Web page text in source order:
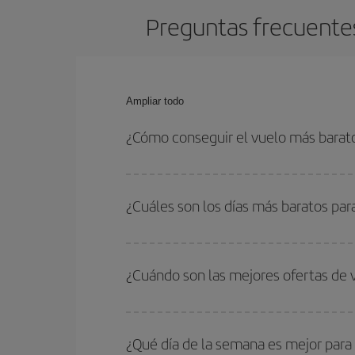
Preguntas
Ampliar todo
¿Cómo conseguir el vuelo más
las fechas y horarios de ida y vuelta.
¿Cuáles son los días más baratos
quieres ir y en qué fechas habías pensado
para que puedas encontrar la mejor oferta.
¿Cuándo son las mejores ofertas
periodos de vacaciones escolares son
¿Qué día de la semana es mejor